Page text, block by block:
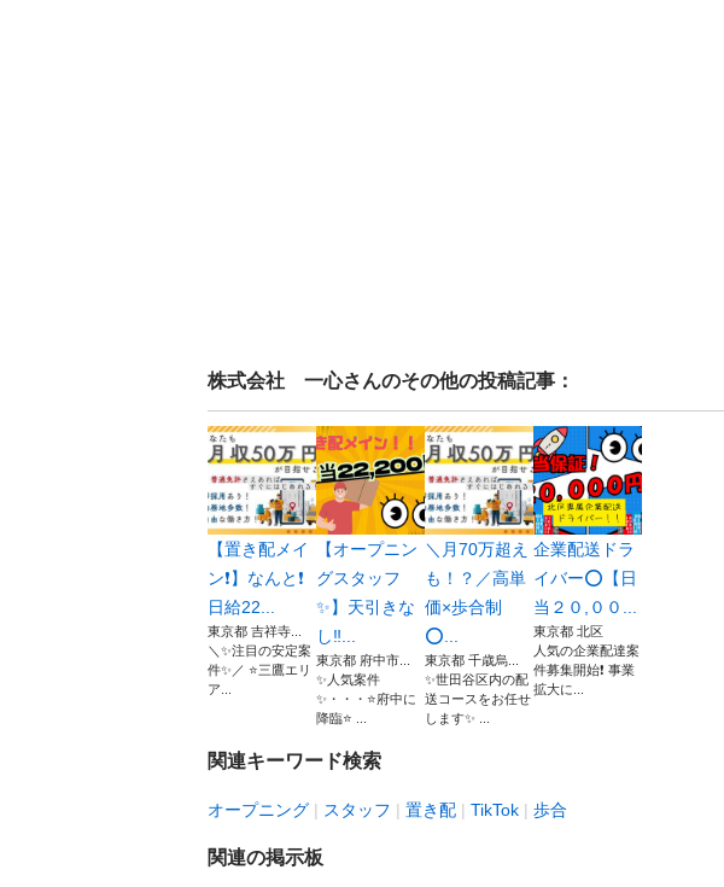
株式会社 一心さんのその他の投稿記事：
【置き配メイ
ン❗️】なんと❗️
日給22...
東京都 吉祥寺...
＼✨注目の安定案
件✨／ ⭐️三鷹エリ
ア...
【オープニン
グスタッフ
✨】天引きな
し‼...
東京都 府中市...
✨人気案件
✨・・・⭐️府中に
降臨⭐️ ...
＼月70万超え
も！？／高単
価×歩合制
⭕...
東京都 千歳烏...
✨世田谷区内の配
送コースをお任せ
します✨ ...
企業配送ドラ
イバー⭕️【日
当２０,００...
東京都 北区
人気の企業配達案
件募集開始❗️ 事業
拡大に...
関連キーワード検索
オープニング スタッフ 置き配 TikTok 歩合
関連の掲示板